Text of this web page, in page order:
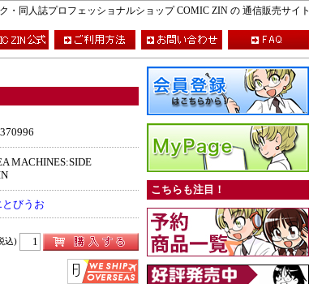
・同人誌プロフェッショナルショップ COMIC ZIN の 通信販売サイト
MACHINES:SIDE
びうお
込)
こちらも注目！